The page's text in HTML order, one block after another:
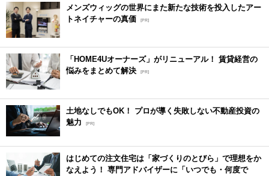
メンズウィッグの世界にまた新たな技術を投入したアー
トネイチャーの真価 [PR]
「HOME4Uオーナーズ」がリニューアル！ 賃貸経営の
悩みをまとめて解決 [PR]
土地なしでもOK！ プロが導く失敗しない不動産投資の
魅力
[PR]
はじめての注文住宅は「家づくりのとびら」で理想をか
なえよう！ 専門アドバイザーに「いつでも・何度で